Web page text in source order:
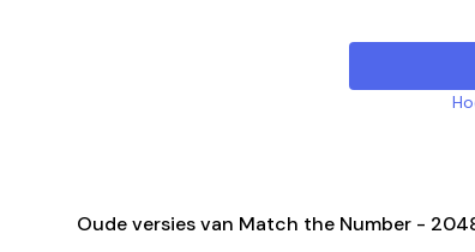
Oude versies van Match the Number -